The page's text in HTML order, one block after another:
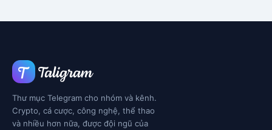
Thư mục Telegram cho nhóm và kênh.
Crypto, cá cược, công nghệ, thể thao
và nhiều hơn nữa, được đội ngũ của